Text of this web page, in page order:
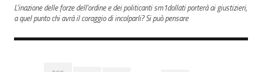
L'inazione delle forze dell'ordine e dei politicanti sm1dollati porterà ai giustizieri,
a quel punto chi avrà il coraggio di incolparli? Si può pensare